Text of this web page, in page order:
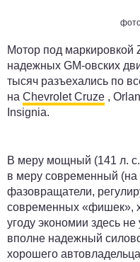
Мотор под маркировкой
надежных GM-овских
тысяч разъехались по
на Chevrolet Cruze ,
Insignia.
В меру мощный (141 л.
в меру современный
фазовращатели,
современных «фишек»,
угоду экономии здесь
вполне надежный
хорошего